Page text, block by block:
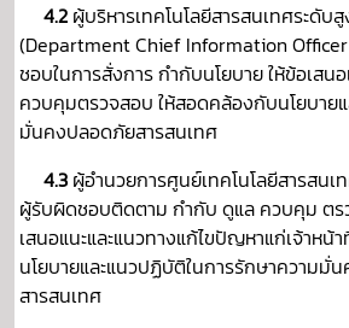
4.2 ผู้บริหารเทคโนโลยีสารสนเทศระดับ
(Department Chief Information Officer
ชอบในการสั่งการ กำกับนโยบาย ให้ข้อเสน
ควบคุมตรวจสอบ ให้สอดคล้องกับนโยบาย
มั่นคงปลอดภัยสารสนเทศ
4.3 ผู้อำนวยการศูนย์เทคโนโลยีสารสนเ
ผู้รับผิดชอบติดตาม กำกับ ดูแล ควบคุม ตร
เสนอแนะและแนวทางแก้ไขปัญหาแก่เจ้าหน้
นโยบายและแนวปฏิบัติในการรักษาความมั่
สารสนเทศ